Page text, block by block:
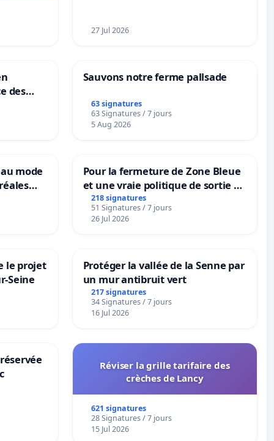
27 Jul 2026
des
Sauvons notre ferme pallsade
63 signatures
63 Signatures / 7 jours
5 Aug 2026
mode
basé
Pour la fermeture de Zone Bleue
et une vraie politique de sortie de
la dépendance
218 signatures
51 Signatures / 7 jours
26 Jul 2026
le projet
Seine
Protéger la vallée de la Senne par
un mur antibruit vert
217 signatures
34 Signatures / 7 jours
16 Jul 2026
Réviser la grille tarifaire des
crèches de Lancy
621 signatures
28 Signatures / 7 jours
15 Jul 2026